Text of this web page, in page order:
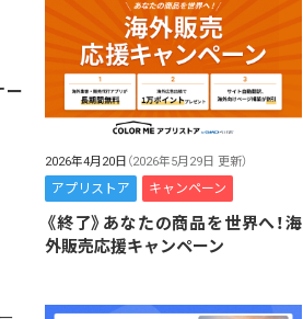
ー
2026年4月20日 （2026年5月29日 更新）
アプリストア キャンペーン
《終了》あなたの商品を世界へ！海
外販売応援キャンペーン